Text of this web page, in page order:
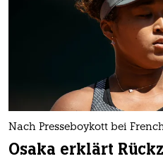
Nach Presseboykott bei
Osaka erklärt